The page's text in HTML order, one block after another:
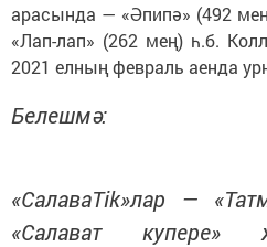
арасында — «Әпипә» (492
«Лап-лап» (262 мең) һ.б.
2021 елның февраль аенда
Белешмә:
«СалаваTik»лар —
«Салават купере»